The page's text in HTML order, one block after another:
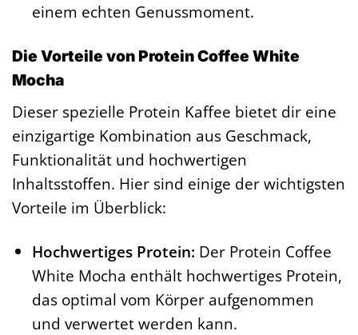
einem echten Genussmoment.
Die Vorteile von Protein Coffee White
Mocha
Dieser spezielle Protein Kaffee bietet dir eine
einzigartige Kombination aus Geschmack,
Funktionalität und hochwertigen
Inhaltsstoffen. Hier sind einige der wichtigsten
Vorteile im Überblick:
Hochwertiges Protein: Der Protein Coffee
White Mocha enthält hochwertiges Protein,
das optimal vom Körper aufgenommen
und verwertet werden kann.